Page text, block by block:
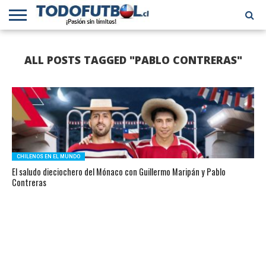
B
CHILENA
EN EL
MUNDO
INTERNACIONAL
ALL POSTS TAGGED "PABLO CONTRERAS"
CHILENOS EN EL MUNDO
El saludo dieciochero del Mónaco con Guillermo Maripán y Pablo
Contreras